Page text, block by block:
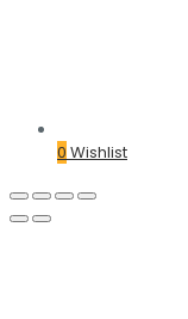
0 Wishlist